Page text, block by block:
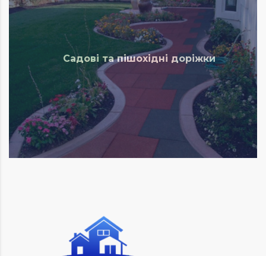
Садові та пішохідні доріжки